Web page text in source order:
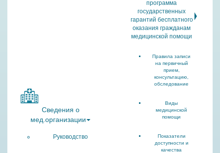
Сведения о
мед.организации
Руководство
программа
государственных
гарантий бесплатного
оказания гражданам
медицинской помощи
Правила записи
на первичный
прием,
консультацию,
обследование
Виды
медицинской
помощи
Показатели
доступности и
качества